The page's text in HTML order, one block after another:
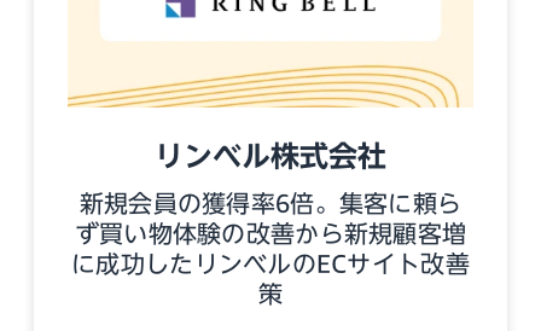
リンベル株式会社
新規会員の獲得率6倍。集客に頼ら
ず買い物体験の改善から新規顧客増
に成功したリンベルのECサイト改善
策